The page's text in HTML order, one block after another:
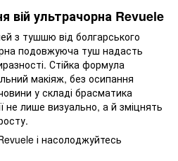
ультрачорна Revuele
з тушшю від болгарського
подовжуюча туш надасть
Стійка формула
макіяж, без осипання
у складі брасматика
не лише визуально, а й зміцнять
і насолоджуйтесь